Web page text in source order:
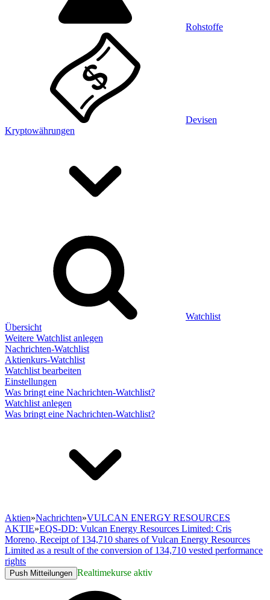
Rohstoffe
Devisen
Kryptowährungen
Watchlist
Übersicht
Weitere Watchlist anlegen
Nachrichten-Watchlist
Aktienkurs-Watchlist
Watchlist bearbeiten
Einstellungen
Was bringt eine Nachrichten-Watchlist?
Watchlist anlegen
Was bringt eine Nachrichten-Watchlist?
Aktien»Nachrichten»VULCAN ENERGY RESOURCES
AKTIE»EQS-DD: Vulcan Energy Resources Limited: Cris
Moreno, Receipt of 134,710 shares of Vulcan Energy Resources
Limited as a result of the conversion of 134,710 vested performance
rights
Push Mitteilungen Realtimekurse aktiv